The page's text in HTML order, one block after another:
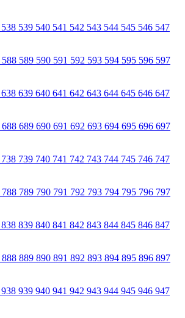
538 539 540 541 542 543 544 545 546 547
588 589 590 591 592 593 594 595 596 597
638 639 640 641 642 643 644 645 646 647
688 689 690 691 692 693 694 695 696 697
738 739 740 741 742 743 744 745 746 747
788 789 790 791 792 793 794 795 796 797
838 839 840 841 842 843 844 845 846 847
888 889 890 891 892 893 894 895 896 897
938 939 940 941 942 943 944 945 946 947